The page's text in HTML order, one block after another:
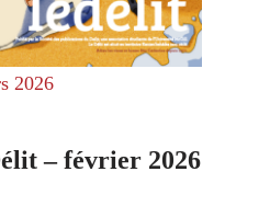
2026
– février 2026